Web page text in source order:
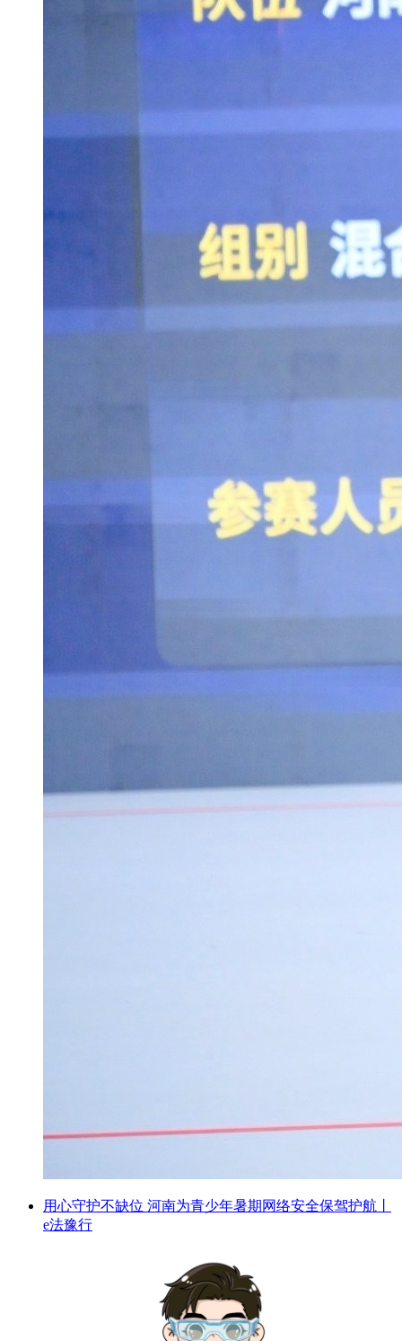
用心守护不缺位 河南为青少年暑期网络安全保驾护航丨
e法豫行